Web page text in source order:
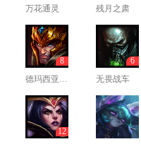
万花通灵
残月之肃
德玛西亚皇子
8
无畏战车
6
12